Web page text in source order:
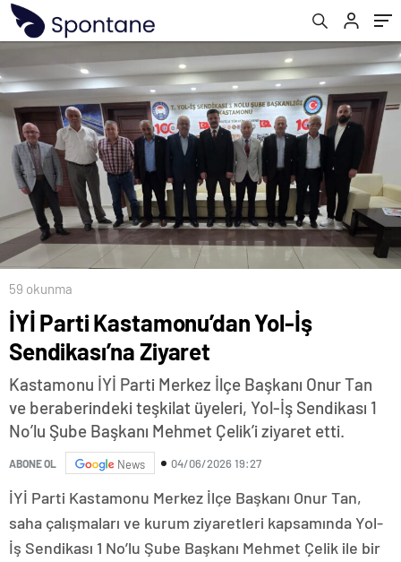
59 okunma
İYİ Parti Kastamonu’dan Yol-İş
Sendikası’na Ziyaret
Kastamonu İYİ Parti Merkez İlçe Başkanı Onur Tan
ve beraberindeki teşkilat üyeleri, Yol-İş Sendikası 1
No’lu Şube Başkanı Mehmet Çelik’i ziyaret etti.
ABONE OL News 04/06/2026 19:27
İYİ Parti Kastamonu Merkez İlçe Başkanı Onur Tan,
saha çalışmaları ve kurum ziyaretleri kapsamında Yol-
İş Sendikası 1 No’lu Şube Başkanı Mehmet Çelik ile bir